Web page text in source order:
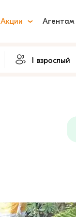
Акции Агентам